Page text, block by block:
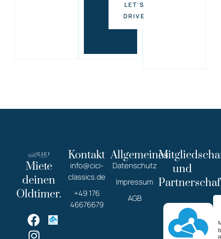
LET'S
DRIVE
Miete
deinen
Oldtimer.
Kontakt
info@cici-
classics.de
+49 176
46676679
Allgemeines
Datenschutz
Impressum
AGB
und